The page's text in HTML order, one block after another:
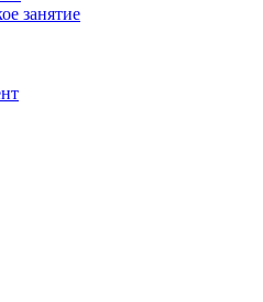
занятие